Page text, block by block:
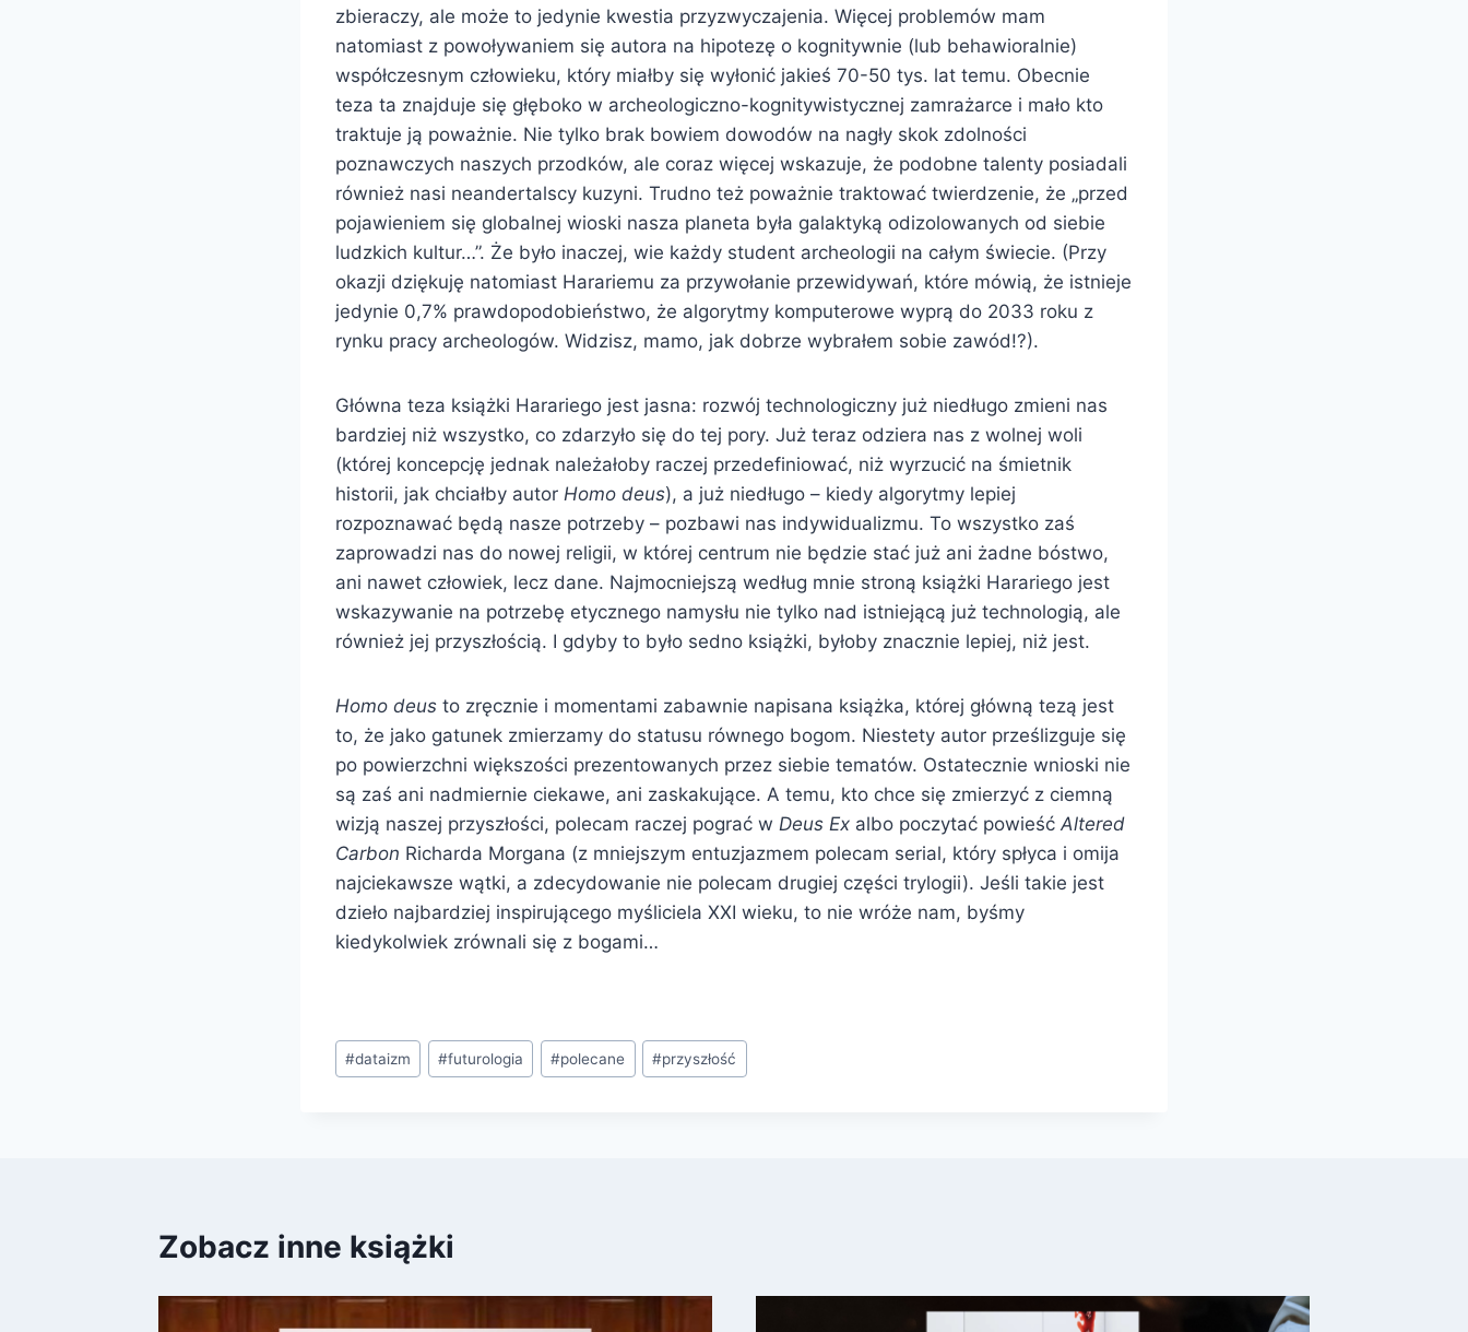
zbieraczy, ale może to jedynie kwestia przyzwyczajenia. Więcej problemów mam
natomiast z powoływaniem się autora na hipotezę o kognitywnie (lub behawioralnie)
współczesnym człowieku, który miałby się wyłonić jakieś 70-50 tys. lat temu. Obecnie
teza ta znajduje się głęboko w archeologiczno-kognitywistycznej zamrażarce i mało kto
traktuje ją poważnie. Nie tylko brak bowiem dowodów na nagły skok zdolności
poznawczych naszych przodków, ale coraz więcej wskazuje, że podobne talenty posiadali
również nasi neandertalscy kuzyni. Trudno też poważnie traktować twierdzenie, że „przed
pojawieniem się globalnej wioski nasza planeta była galaktyką odizolowanych od siebie
ludzkich kultur…”. Że było inaczej, wie każdy student archeologii na całym świecie. (Przy
okazji dziękuję natomiast Harariemu za przywołanie przewidywań, które mówią, że istnieje
jedynie 0,7% prawdopodobieństwo, że algorytmy komputerowe wyprą do 2033 roku z
rynku pracy archeologów. Widzisz, mamo, jak dobrze wybrałem sobie zawód!?).
Główna teza książki Harariego jest jasna: rozwój technologiczny już niedługo zmieni nas
bardziej niż wszystko, co zdarzyło się do tej pory. Już teraz odziera nas z wolnej woli
(której koncepcję jednak należałoby raczej przedefiniować, niż wyrzucić na śmietnik
historii, jak chciałby autor Homo deus), a już niedługo – kiedy algorytmy lepiej
rozpoznawać będą nasze potrzeby – pozbawi nas indywidualizmu. To wszystko zaś
zaprowadzi nas do nowej religii, w której centrum nie będzie stać już ani żadne bóstwo,
ani nawet człowiek, lecz dane. Najmocniejszą według mnie stroną książki Harariego jest
wskazywanie na potrzebę etycznego namysłu nie tylko nad istniejącą już technologią, ale
również jej przyszłością. I gdyby to było sedno książki, byłoby znacznie lepiej, niż jest.
Homo deus to zręcznie i momentami zabawnie napisana książka, której główną tezą jest
to, że jako gatunek zmierzamy do statusu równego bogom. Niestety autor prześlizguje się
po powierzchni większości prezentowanych przez siebie tematów. Ostatecznie wnioski nie
są zaś ani nadmiernie ciekawe, ani zaskakujące. A temu, kto chce się zmierzyć z ciemną
wizją naszej przyszłości, polecam raczej pograć w Deus Ex albo poczytać powieść Altered
Carbon Richarda Morgana (z mniejszym entuzjazmem polecam serial, który spłyca i omija
najciekawsze wątki, a zdecydowanie nie polecam drugiej części trylogii). Jeśli takie jest
dzieło najbardziej inspirującego myśliciela XXI wieku, to nie wróże nam, byśmy
kiedykolwiek zrównali się z bogami…
Tagi
wpisu:
#dataizm #futurologia #polecane #przyszłość
Zobacz inne książki